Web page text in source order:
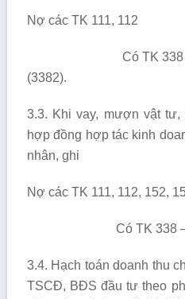
Nợ các TK 111, 112
Có TK 338 – Phải
(3382).
3.3. Khi vay, mượn vật tư,
hợp đồng hợp tác kinh
nhân, ghi
Nợ các TK 111, 112, 152,
Có TK 338 – Phải
3.4. Hạch toán doanh thu
TSCĐ, BĐS đầu tư theo